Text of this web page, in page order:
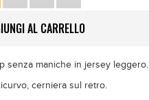
AL CARRELLO
senza maniche in jersey leggero.
cerniera sul retro.